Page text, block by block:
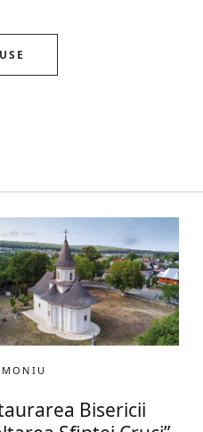
Bisericii